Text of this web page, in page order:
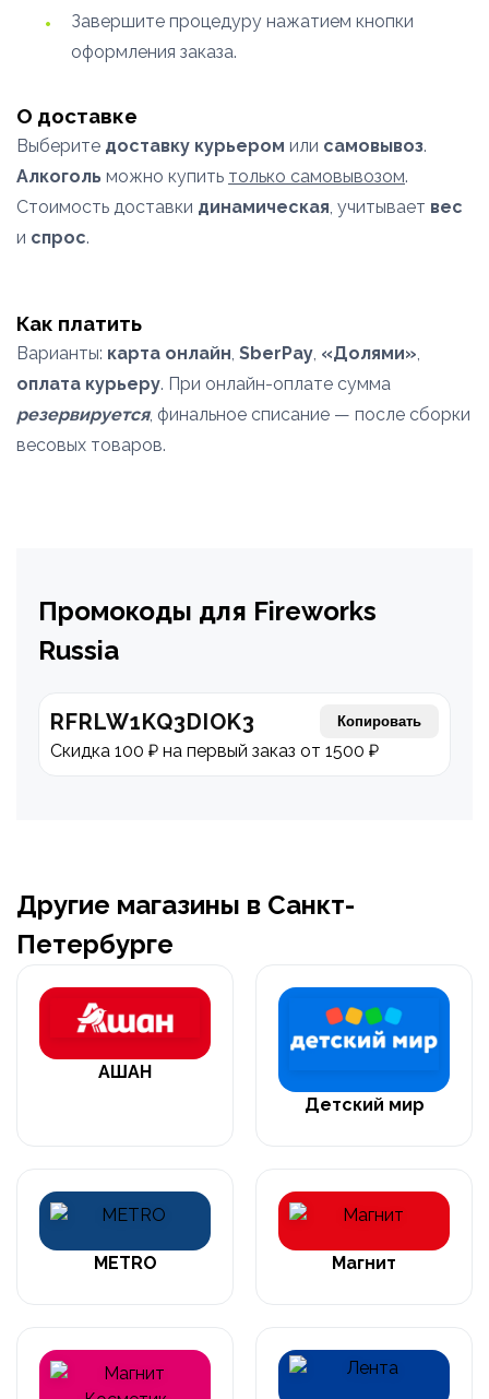
Завершите процедуру нажатием кнопки
оформления заказа.
О доставке
Выберите доставку курьером или самовывоз.
Алкоголь можно купить только самовывозом.
Стоимость доставки динамическая, учитывает вес
и спрос.
Как платить
Варианты: карта онлайн, SberPay, «Долями»,
оплата курьеру. При онлайн-оплате сумма
резервируется, финальное списание — после сборки
весовых товаров.
Промокоды для Fireworks
Russia
RFRLW1KQ3DIOK3 Копировать
Скидка 100 ₽ на первый заказ от 1500 ₽
Другие магазины в Санкт-
Петербурге
АШАН
Детский мир
METRO Магнит